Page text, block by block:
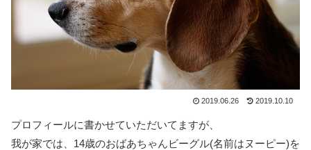
2019.06.26 2019.10.10
プロフィールに書かせていただいてますが、
我が家では、14歳のおばあちゃんビーグル(名前はヌーピー)を